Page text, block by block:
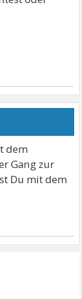
dem
Gang zur
Du mit dem